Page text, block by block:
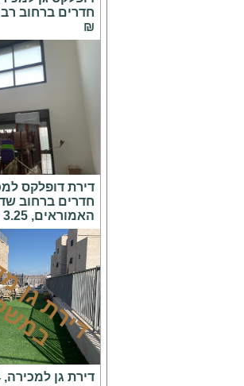
₪
חדרים ברחוב
האמוראים, 3.25 מ' ₪